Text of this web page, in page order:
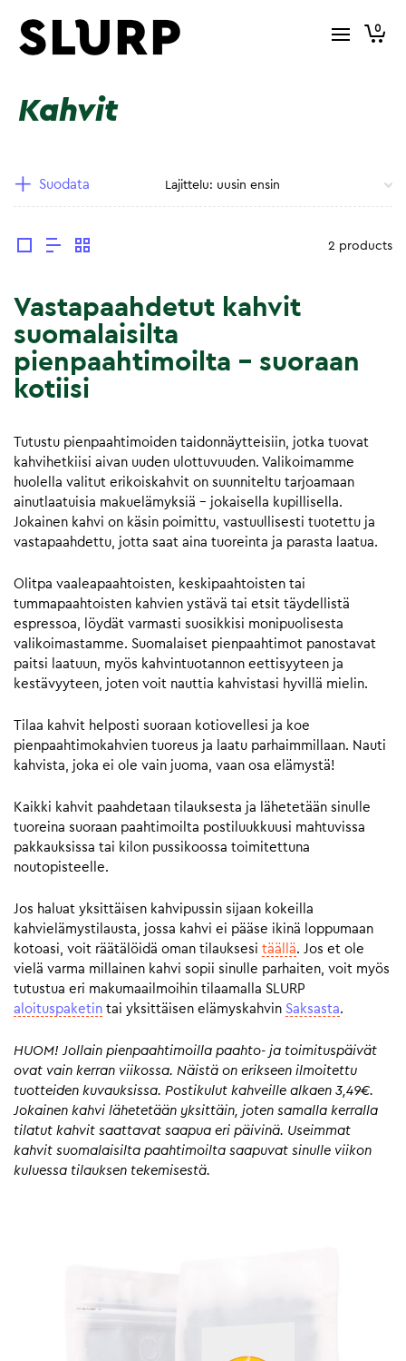
0
Kahvit
Suodata
2 products
Vastapaahdetut kahvit
suomalaisilta
pienpaahtimoilta – suoraan
kotiisi
Tutustu pienpaahtimoiden taidonnäytteisiin, jotka tuovat
kahvihetkiisi aivan uuden ulottuvuuden. Valikoimamme
huolella valitut erikoiskahvit on suunniteltu tarjoamaan
ainutlaatuisia makuelämyksiä – jokaisella kupillisella.
Jokainen kahvi on käsin poimittu, vastuullisesti tuotettu ja
vastapaahdettu, jotta saat aina tuoreinta ja parasta laatua.
Olitpa vaaleapaahtoisten, keskipaahtoisten tai
tummapaahtoisten kahvien ystävä tai etsit täydellistä
espressoa, löydät varmasti suosikkisi monipuolisesta
valikoimastamme. Suomalaiset pienpaahtimot panostavat
paitsi laatuun, myös kahvintuotannon eettisyyteen ja
kestävyyteen, joten voit nauttia kahvistasi hyvillä mielin.
Tilaa kahvit helposti suoraan kotiovellesi ja koe
pienpaahtimokahvien tuoreus ja laatu parhaimmillaan. Nauti
kahvista, joka ei ole vain juoma, vaan osa elämystä!
Kaikki kahvit paahdetaan tilauksesta ja lähetetään sinulle
tuoreina suoraan paahtimoilta postiluukkuusi mahtuvissa
pakkauksissa tai kilon pussikoossa toimitettuna
noutopisteelle.
Jos haluat yksittäisen kahvipussin sijaan kokeilla
kahvielämystilausta, jossa kahvi ei pääse ikinä loppumaan
kotoasi, voit räätälöidä oman tilauksesi täällä. Jos et ole
vielä varma millainen kahvi sopii sinulle parhaiten, voit myös
tutustua eri makumaailmoihin tilaamalla SLURP
aloituspaketin tai yksittäisen elämyskahvin Saksasta.
HUOM! Jollain pienpaahtimoilla paahto- ja toimituspäivät
ovat vain kerran viikossa. Näistä on erikseen ilmoitettu
tuotteiden kuvauksissa. Postikulut kahveille alkaen 3,49€.
Jokainen kahvi lähetetään yksittäin, joten samalla kerralla
tilatut kahvit saattavat saapua eri päivinä. Useimmat
kahvit suomalaisilta paahtimoilta saapuvat sinulle viikon
kuluessa tilauksen tekemisestä.